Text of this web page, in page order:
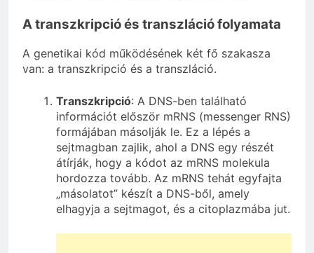
A transzkripció és transzláció folyamata
A genetikai kód működésének két fő szakasza
van: a transzkripció és a transzláció.
Transzkripció: A DNS-ben található
információt először mRNS (messenger RNS)
formájában másolják le. Ez a lépés a
sejtmagban zajlik, ahol a DNS egy részét
átírják, hogy a kódot az mRNS molekula
hordozza tovább. Az mRNS tehát egyfajta
„másolatot” készít a DNS-ből, amely
elhagyja a sejtmagot, és a citoplazmába jut.